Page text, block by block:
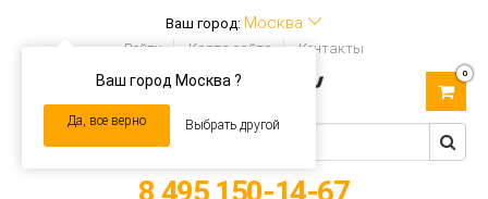
Ваш город: Москва
Ваш город Москва ?
Да, все верно Выбрать другой
Войти Карта сайта Контакты
navigation
0